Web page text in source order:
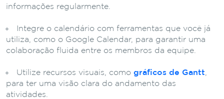
informações regularmente.
Integre o calendário com ferramentas que você já
utiliza, como o Google Calendar, para garantir uma
colaboração fluida entre os membros da equipe.
Utilize recursos visuais, como gráficos de Gantt
para ter uma visão clara do andamento das
atividades.